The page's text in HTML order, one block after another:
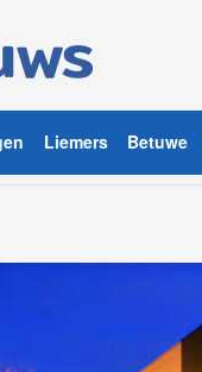
Liemers Betuwe